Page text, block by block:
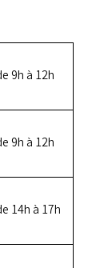
9h à 12h
9h à 12h
14h à 17h